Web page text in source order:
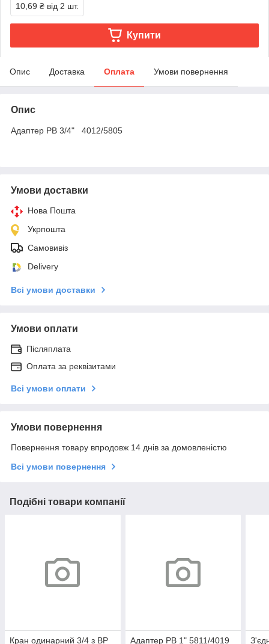
10,69 ₴ від 2 шт.
Купити
Опис Доставка Оплата Умови повернення
Опис
Адаптер РВ 3/4" 4012/5805
Умови доставки
Нова Пошта
Укрпошта
Самовивіз
Delivery
Всі умови доставки
Умови оплати
Післяплата
Оплата за реквізитами
Всі умови оплати
Умови повернення
Повернення товару впродовж 14 днів за домовленістю
Всі умови повернення
Подібні товари компанії
Кран одинарний 3/4 з ВР Адаптер РВ 1" 5811/4019